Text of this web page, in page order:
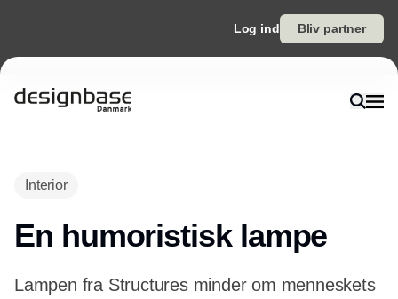
Log ind Bliv partner
Interior
En humoristisk lampe
Lampen fra Structures minder om menneskets